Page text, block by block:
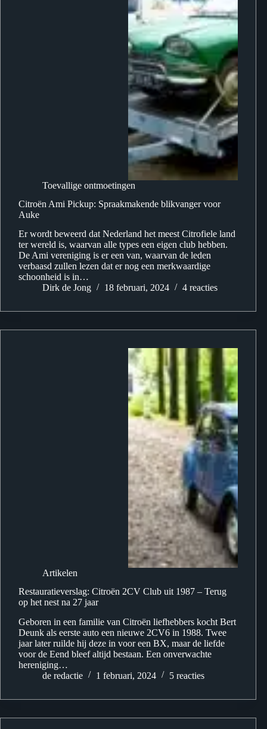
Toevallige ontmoetingen
Citroën Ami Pickup: Spraakmakende blikvanger voor
Auke
Er wordt beweerd dat Nederland het meest Citrofiele land
ter wereld is, waarvan alle types een eigen club hebben.
De Ami vereniging is er een van, waarvan de leden
verbaasd zullen lezen dat er nog een merkwaardige
schoonheid is in…
Dirk de Jong
18 februari, 2024 4 reacties
Artikelen
Restauratieverslag: Citroën 2CV Club uit 1987 – Terug
op het nest na 27 jaar
Geboren in een familie van Citroën liefhebbers kocht Bert
Deunk als eerste auto een nieuwe 2CV6 in 1988. Twee
jaar later ruilde hij deze in voor een BX, maar de liefde
voor de Eend bleef altijd bestaan. Een onverwachte
hereniging…
de redactie
1 februari, 2024 5 reacties